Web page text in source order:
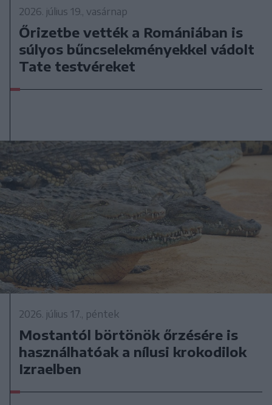
2026. július 19., vasárnap
Őrizetbe vették a Romániában is
súlyos bűncselekményekkel vádolt
Tate testvéreket
2026. július 17., péntek
Mostantól börtönök őrzésére is
használhatóak a nílusi krokodilok
Izraelben